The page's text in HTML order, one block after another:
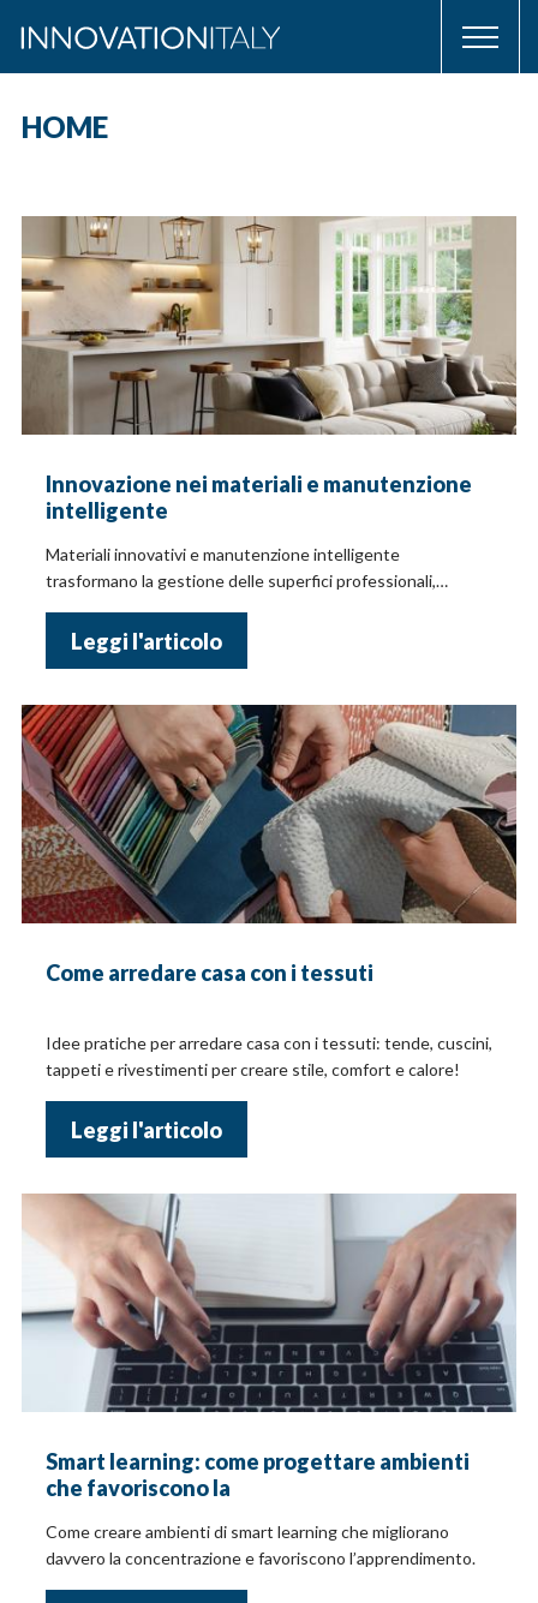
HOME
Innovazione nei materiali e manutenzione
intelligente
Materiali innovativi e manutenzione intelligente
trasformano la gestione delle superfici professionali,
Leggi l'articolo
Come arredare casa con i tessuti
Idee pratiche per arredare casa con i tessuti: tende, cuscini,
tappeti e rivestimenti per creare stile, comfort e calore!
Leggi l'articolo
Smart learning: come progettare ambienti
che favoriscono la
Come creare ambienti di smart learning che migliorano
davvero la concentrazione e favoriscono l’apprendimento.